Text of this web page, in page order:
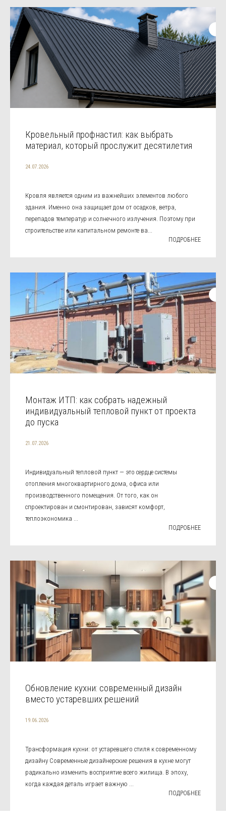
Кровельный профнастил: как выбрать
материал, который прослужит десятилетия
24.07.2026
Кровля является одним из важнейших элементов любого
здания. Именно она защищает дом от осадков, ветра,
перепадов температур и солнечного излучения. Поэтому при
строительстве или капитальном ремонте ва...
ПОДРОБНЕЕ
Монтаж ИТП: как собрать надежный
индивидуальный тепловой пункт от проекта
до пуска
21.07.2026
Индивидуальный тепловой пункт — это сердце системы
отопления многоквартирного дома, офиса или
производственного помещения. От того, как он
спроектирован и смонтирован, зависят комфорт,
теплоэкономика ...
ПОДРОБНЕЕ
Обновление кухни: современный дизайн
вместо устаревших решений
19.06.2026
Трансформация кухни: от устаревшего стиля к современному
дизайну Современные дизайнерские решения в кухне могут
радикально изменить восприятие всего жилища. В эпоху,
когда каждая деталь играет важную ...
ПОДРОБНЕЕ